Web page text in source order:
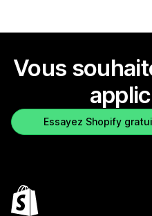
Vous
Essayez Shopify